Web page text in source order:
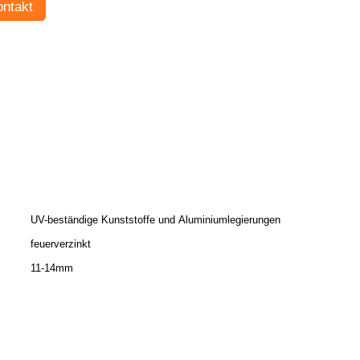
UV-beständige Kunststoffe und Aluminiumlegierungen
feuerverzinkt
11-14mm